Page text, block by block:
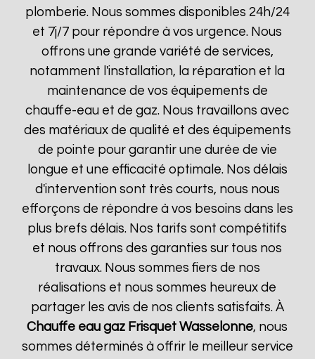
plomberie. Nous sommes disponibles 24h/24
et 7j/7 pour répondre à vos urgence. Nous
offrons une grande variété de services,
notamment l'installation, la réparation et la
maintenance de vos équipements de
chauffe-eau et de gaz. Nous travaillons avec
des matériaux de qualité et des équipements
de pointe pour garantir une durée de vie
longue et une efficacité optimale. Nos délais
d'intervention sont très courts, nous nous
efforçons de répondre à vos besoins dans les
plus brefs délais. Nos tarifs sont compétitifs
et nous offrons des garanties sur tous nos
travaux. Nous sommes fiers de nos
réalisations et nous sommes heureux de
partager les avis de nos clients satisfaits. À
Chauffe eau gaz Frisquet Wasselonne, nous
sommes déterminés à offrir le meilleur service